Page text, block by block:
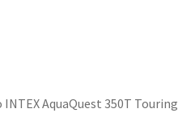
AquaQuest 350T Touring